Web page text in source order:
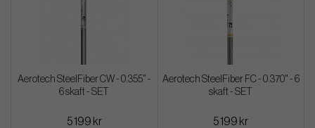
Aerotech SteelFiber CW - 0.355" -
6 skaft - SET
5 199 kr
Aerotech SteelFiber FC - 0.370" - 6
skaft - SET
5 199 kr